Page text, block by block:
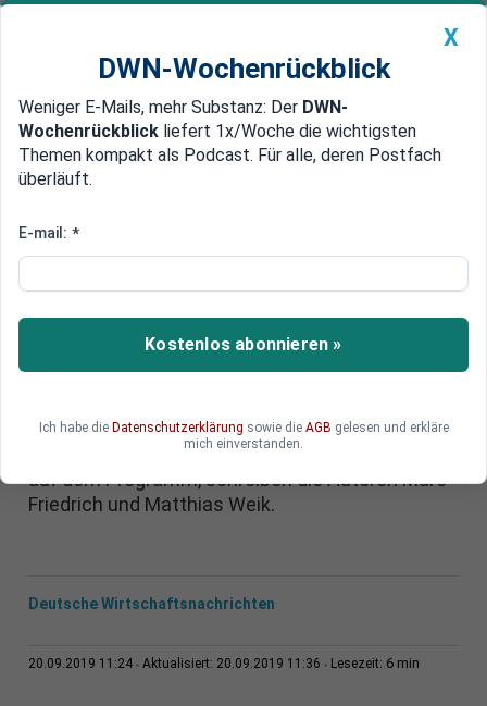
Newsticker MEIN DWN: Geldanlage Premium
Edelmetalle DWN-Magazin China
Weik und Friedrich:
finanziellen Planwirtschaft“
Die EZB setzt im Jahr 10 nach der Krise noch
immer alle Hebel in Bewegung, um den
Als nächstes stehen der direkte Ankauf von
Aktien durch und Negativzinsen für jedermann
auf dem Programm, schreiben die Autoren Marc
Friedrich und Matthias Weik.
Deutsche Wirtschaftsnachrichten
20.09.2019 11:24 Aktualisiert: 20.09.2019 11:36 Lesezeit: 6 min
X
DWN-Wochenrückblick
Weniger E-Mails, mehr Substanz: Der DWN-
Wochenrückblick liefert 1x/Woche die wichtigsten
Themen kompakt als Podcast. Für alle, deren Postfach
überläuft.
E-mail: *
Kostenlos abonnieren »
Ich habe die Datenschutzerklärung sowie die AGB gelesen und erkläre
mich einverstanden.